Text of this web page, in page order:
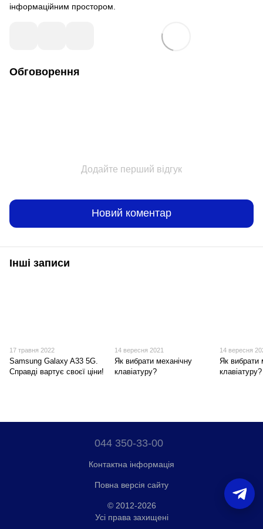
інформаційним простором.
Обговорення
Додайте перший відгук
Новий коментар
Інші записи
17 травня 2022
Samsung Galaxy A33 5G.
Справді вартує своєї ціни!
14 вересня 2021
Як вибрати механічну
клавіатуру?
14 вересня
Як вибрати
клавіатуру?
044 350-33-00
Контактна інформація
Повна версія сайту
© 2012-2026
Усі права захищені